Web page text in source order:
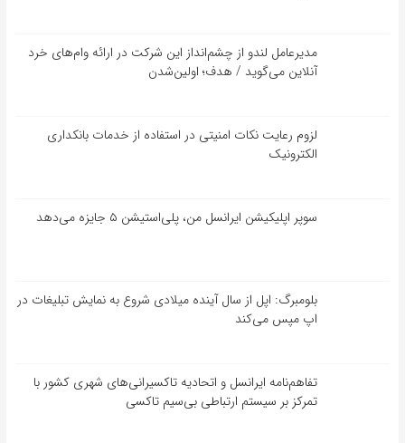
مدیرعامل لندو از چشم‌انداز این شرکت در ارائه وام‌های خرد
آنلاین می‌گوید / هدف؛ اولین‌شدن
لزوم رعایت نکات امنیتی در استفاده از خدمات بانکداری
الکترونیک
سوپر اپلیکیشن ایرانسل من، پلی‌استیشن ۵ جایزه می‌دهد
بلومبرگ: اپل از سال آینده میلادی شروع به نمایش تبلیغات در
اپ مپس می‌کند
تفاهم‌نامه‌ ایرانسل و اتحادیه تاکسیرانی‌های شهری کشور با
تمرکز بر سیستم ارتباطی بی‌سیم تاکسی